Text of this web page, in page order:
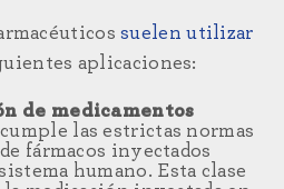
suelen utilizar
aplicaciones:
de medicamentos
las estrictas normas
fármacos inyectados
humano. Esta clase